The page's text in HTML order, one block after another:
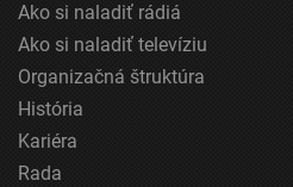
Ako si naladiť rádiá
Ako si naladiť televíziu
Organizačná štruktúra
História
Kariéra
Rada